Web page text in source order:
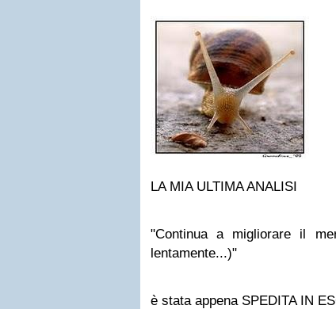
LA MIA ULTIMA ANALISI
"Continua a migliorare il
lentamente...)"
è stata appena SPEDITA IN